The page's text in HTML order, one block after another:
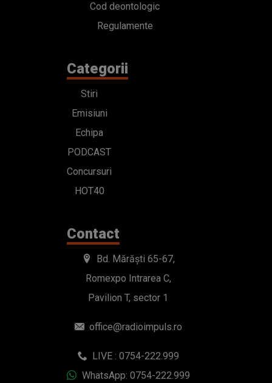
Cod deontologic
Regulamente
Categorii
Stiri
Emisiuni
Echipa
PODCAST
Concursuri
HOT40
Contact
Bd. Mărăști 65-67,
Romexpo Intrarea C,
Pavilion T, sector 1
office@radioimpuls.ro
LIVE : 0754-222.999
WhatsApp: 0754-222.999